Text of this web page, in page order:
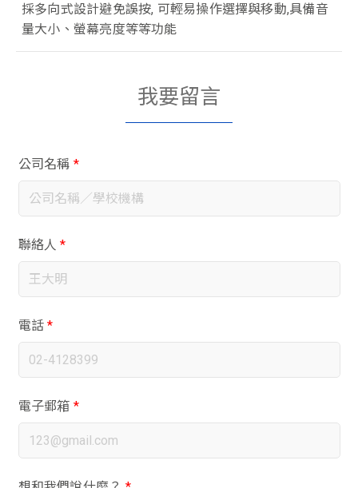
採多向式設計避免誤按, 可輕易操作選擇與移動,具備音
量大小、螢幕亮度等等功能
我要留言
公司名稱 *
聯絡人*
電話*
電子郵箱 *